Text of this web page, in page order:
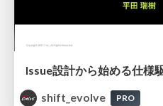
shift_evolve
PRO